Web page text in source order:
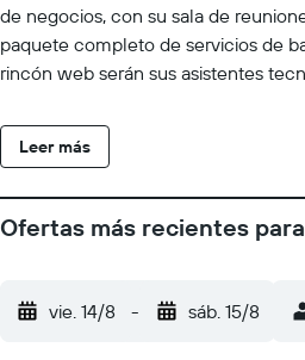
de negocios, con su sala de
paquete completo de servicios de
rincón web serán sus asistentes
Leer más
Ofertas más recientes
vie. 14/8 - sáb. 15/8